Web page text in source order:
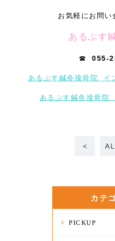
お気軽にお問い
あるぷす
☎055-
あるぷす鍼灸接骨院 イ
あるぷす鍼灸接骨院
<
カテ
PICKUP